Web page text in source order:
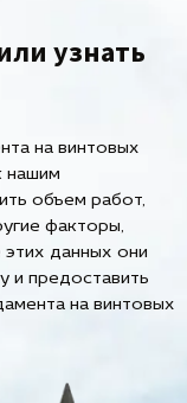
узнать
на винтовых
нашим
объем работ,
факторы,
данных они
и предоставить
на винтовых